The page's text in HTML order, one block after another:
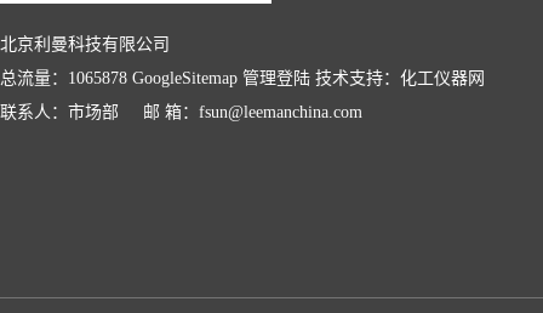
北京利曼科技有限公司
总流量：1065878 GoogleSitemap 管理登陆 技术支持： 化工仪器网
联系人：市场部 邮 箱：fsun@leemanchina.com